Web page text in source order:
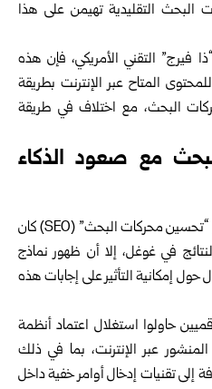
البحث التقليدية تهيمن على هذا
فيرج” التقني الأمريكي، فإن هذه
المتاح عبر الإنترنت بطريقة
البحث، مع اختلاف في طريقة
مع صعود الذكاء
يشير التقرير إلى أن ما يُعرف بمجال “تحسين محركات البحث” (SEO) كان
في غوغل، إلا أن ظهور نماذج
إمكانية التأثير على إجابات هذه
حاولوا استغلال اعتماد أنظمة
عبر الإنترنت، بما في ذلك
إلى تقنيات إدخال أوامر خفية داخل